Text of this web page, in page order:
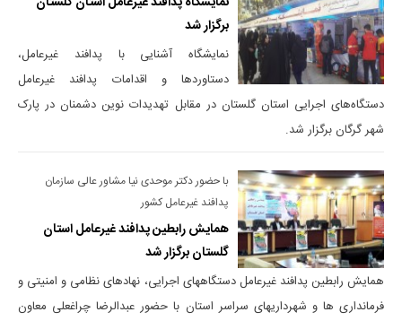
برگزار شد
نمایشگاه آشنایی با پدافند غیرعامل،
دستاوردها و اقدامات پدافند غیرعامل
دستگاه‌های اجرایی استان گلستان در مقابل تهدیدات نوین دشمنان در پارک
شهر گرگان برگزار شد.
با حضور دکتر موحدی نیا مشاور عالی سازمان
پدافند غیرعامل کشور
همایش رابطین پدافند غیرعامل استان
گلستان برگزار شد
همایش رابطین پدافند غیرعامل دستگاههای اجرایی، نهادهای نظامی و امنیتی و
فرمانداری ها و شهرداریهای سراسر استان با حضور عبدالرضا چراغعلی معاون